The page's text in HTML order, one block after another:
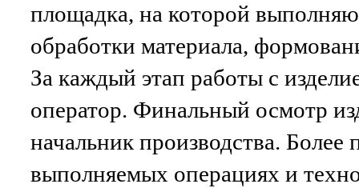
площадка, на которой
обработки материала,
За каждый этап работы с
оператор. Финальный осмотр
начальник производства. Более
выполняемых операциях и